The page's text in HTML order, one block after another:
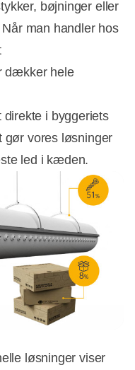
bøjninger eller
man handler hos
dækker hele
direkte i byggeriets
gør vores løsninger
led i kæden.
løsninger viser